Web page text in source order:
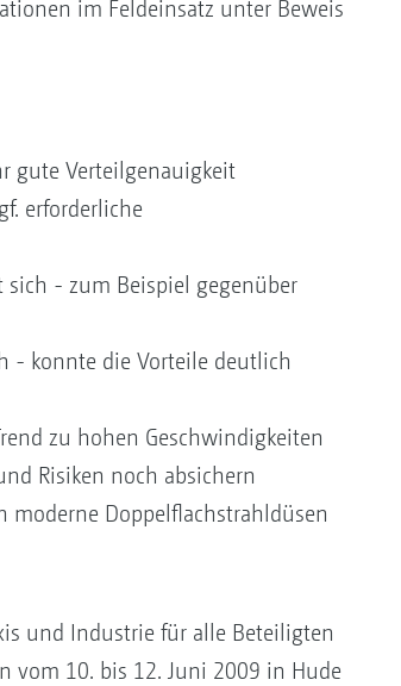
im Feldeinsatz unter Beweis
gute Verteilgenauigkeit
erforderliche
- zum Beispiel gegenüber
- konnte die Vorteile deutlich
zu hohen Geschwindigkeiten
Risiken noch absichern
moderne Doppelflachstrahldüsen
und Industrie für alle Beteiligten
vom 10. bis 12. Juni 2009 in Hude